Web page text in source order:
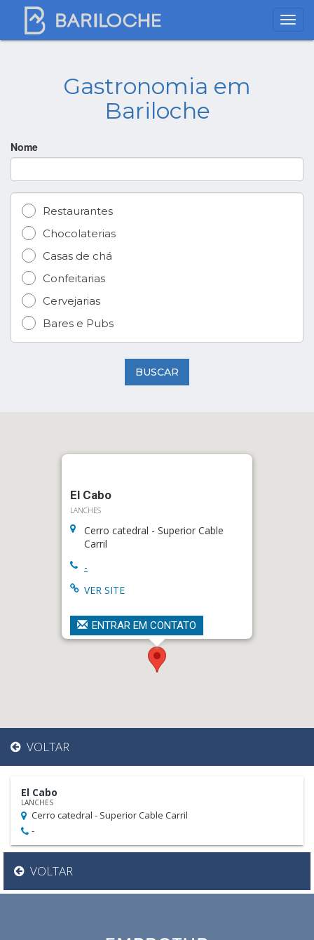
Gastronomia em
Bariloche
Nome
Restaurantes
Chocolaterias
Casas de chá
Confeitarias
Cervejarias
Bares e Pubs
BUSCAR
El Cabo
LANCHES
Cerro catedral - Superior Cable
Carril
-
VER SITE
ENTRAR EM CONTATO
VOLTAR
El Cabo
LANCHES
Cerro catedral - Superior Cable Carril
-
VOLTAR